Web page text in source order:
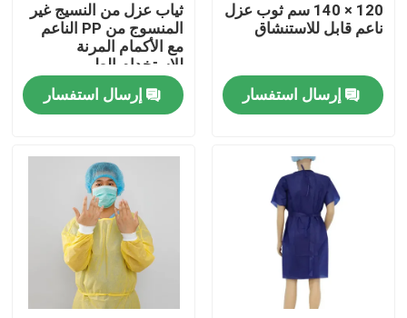
مسكن
معلومات عنا
جولة في المعمل
مراقبة الجودة
120 × 140 سم ثوب عزل
ناعم قابل للاستنشاق
إرسال استفسار
ثياب عزل من النسيج غير
المنسوج من PP الناعم
مع الأكمام المرنة
للاستخدام الطبي
إرسال استفسار